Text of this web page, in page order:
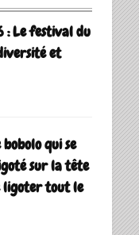
: Le festival du
et
qui se
sur la tête
ligoter tout le